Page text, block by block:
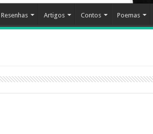
Resenhas Artigos Contos Poemas